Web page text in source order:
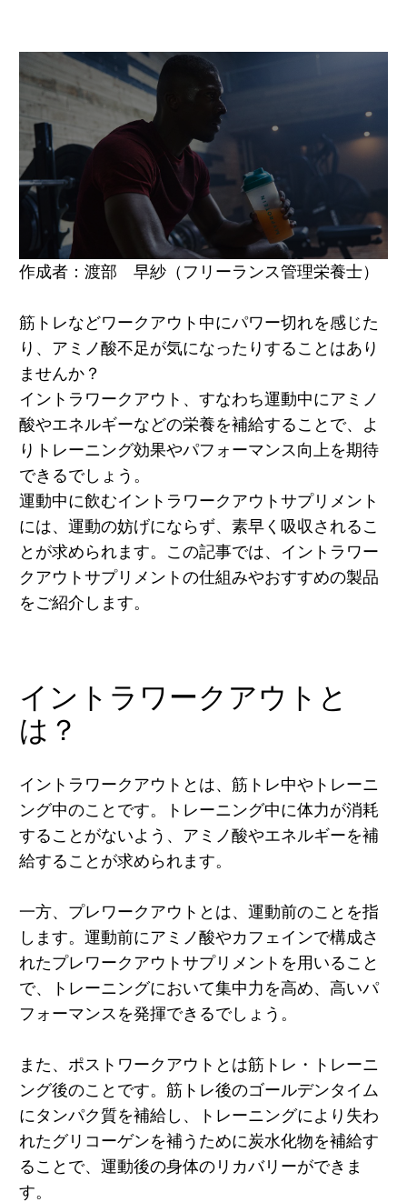
作成者：渡部 早紗（フリーランス管理栄養士）
筋トレなどワークアウト中にパワー切れを感じた
り、アミノ酸不足が気になったりすることはあり
ませんか？
イントラワークアウト、すなわち運動中にアミノ
酸やエネルギーなどの栄養を補給することで、よ
りトレーニング効果やパフォーマンス向上を期待
できるでしょう。
運動中に飲むイントラワークアウトサプリメント
には、運動の妨げにならず、素早く吸収されるこ
とが求められます。この記事では、イントラワー
クアウトサプリメントの仕組みやおすすめの製品
をご紹介します。
イントラワークアウトと
は？
イントラワークアウトとは、筋トレ中やトレーニ
ング中のことです。トレーニング中に体力が消耗
することがないよう、アミノ酸やエネルギーを補
給することが求められます。
一方、プレワークアウトとは、運動前のことを指
します。運動前にアミノ酸やカフェインで構成さ
れたプレワークアウトサプリメントを用いること
で、トレーニングにおいて集中力を高め、高いパ
フォーマンスを発揮できるでしょう。
また、ポストワークアウトとは筋トレ・トレーニ
ング後のことです。筋トレ後のゴールデンタイム
にタンパク質を補給し、トレーニングにより失わ
れたグリコーゲンを補うために炭水化物を補給す
ることで、運動後の身体のリカバリーができま
す。